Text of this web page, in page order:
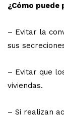
¿Cómo puede
– Evitar la
sus
– Evitar que
viviendas.
– Si realizan